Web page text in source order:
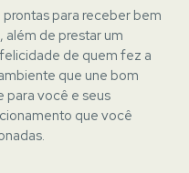
para receber bem
além de prestar um
de quem fez a
que une bom
para você e seus
que você
.